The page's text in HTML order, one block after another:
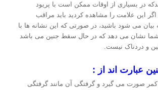
در بسیاری از اوقات ممکن است با پریود
اگر این علامت را مشاهده کردید باید مراقب
بیان می شود باشید، در صورتی که این نشانه ها با
شما نشان می دهد که در حال سقط جنین می باشد
و دردناک نیست.
عبارت اند از :
صورت می گیرد و گرفتگی آن مانند گرفتگی